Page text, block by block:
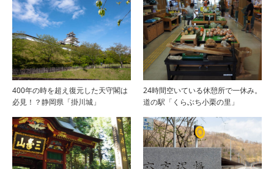
400年の時を超え復元した天守閣は
必見！？静岡県「掛川城」
24時間空いている休憩所で一休み。
道の駅「くらぶち小栗の里」